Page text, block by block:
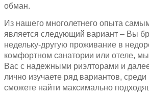
обман.
Из нашего многолетнего опыта
является следующий вариант – Вы
недельку-другую проживание в
комфортном санатории или отеле,
Вас с надежными риэлторами и
лично изучаете ряд вариантов,
сможете найти максимально